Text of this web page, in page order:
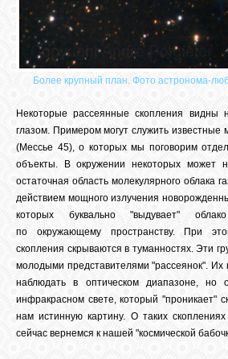
Более крупный план. Фото астронома-
Некоторые рассеянные скопления видны
глазом. Примером могут служить
(Мессье 45), о которых мы поговорим
объекты. В окружении некоторых может
остаточная область молекулярного облака
действием мощного излучения
которых буквально "выдувает"
по окружающему пространству. При
скопления скрываются в туманностях. Эти
молодыми представителями "рассеянок". Их
наблюдать в оптическом диапазоне,
инфракрасном свете, который "проникает"
нам истинную картину. О таких
сейчас вернемся к нашей "космической